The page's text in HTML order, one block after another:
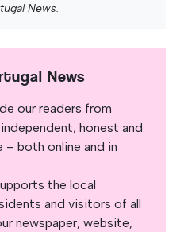
News.
News
our readers from
honest and
– both online and in
the local
and visitors of all
newspaper, website,